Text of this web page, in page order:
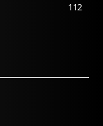
112